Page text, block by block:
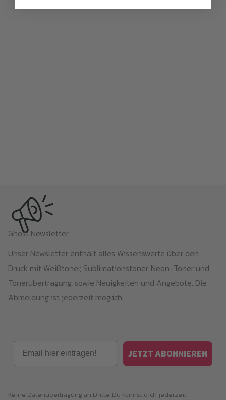
Ghost Newsletter
Unser Newsletter enthält alles Wissenswerte über den
Druck mit Weißtoner, Sublimationstoner, Neon-Toner und
Tonerübertragung, sowie Neuigkeiten und Angebote. Die
Abmeldung ist jederzeit möglich.
Email
JETZT ABONNIEREN
Keine Datenübertragung an Dritte. Du kannst dich jederzeit